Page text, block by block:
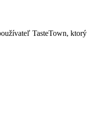
TasteTown, ktorý